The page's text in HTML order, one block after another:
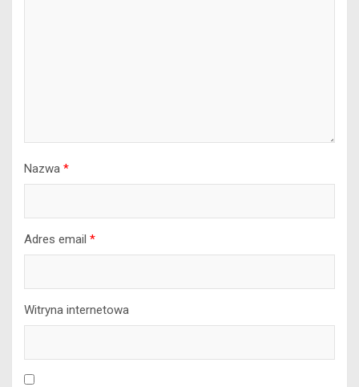
Nazwa *
Adres email *
Witryna internetowa